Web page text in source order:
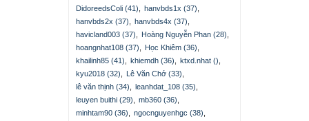
DidoreedsColi (41)
hanvbds1x (37)
hanvbds2x (37)
hanvbds4x (37)
havicland003 (37)
Hoàng Nguyễn Phan (28)
hoangnhat108 (37)
Học Khiêm (36)
khailinh85 (41)
khiemdh (36) ktxd.nhat ()
kyu2018 (32)
Lê Văn Chớ (33)
lê văn thịnh (34)
leanhdat_108 (35)
leuyen buithi (29)
mb360 (36)
minhtam90 (36)
ngocnguyenhgc (38)